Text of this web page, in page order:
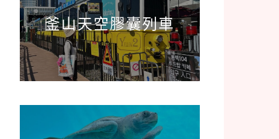
釜山天空膠囊列車